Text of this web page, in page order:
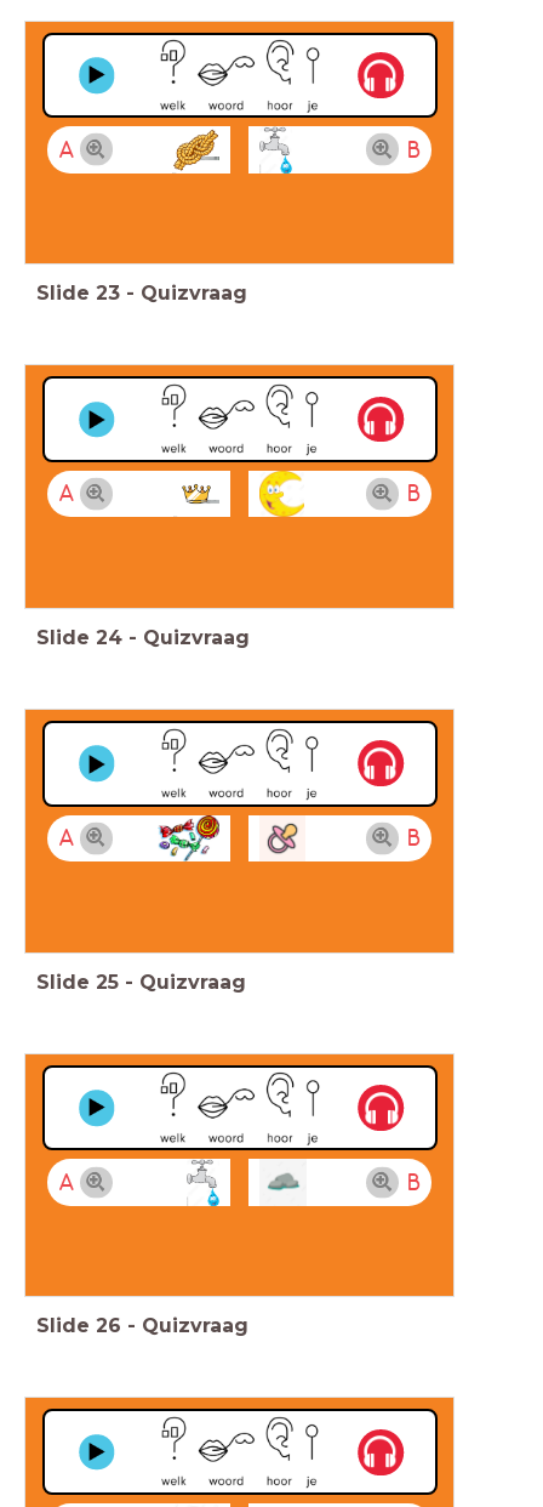
A B
Slide 23 - Quizvraag
A B
Slide 24 - Quizvraag
A B
Slide 25 - Quizvraag
A B
Slide 26 - Quizvraag